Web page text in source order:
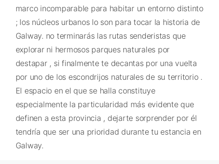
marco incomparable para habitar un entorno distinto
; los núcleos urbanos lo son para tocar la historia de
Galway. no terminarás las rutas senderistas que
explorar ni hermosos parques naturales por
destapar , si finalmente te decantas por una vuelta
por uno de los escondrijos naturales de su territorio .
El espacio en el que se halla constituye
especialmente la particularidad más evidente que
definen a esta provincia , dejarte sorprender por él
tendría que ser una prioridad durante tu estancia en
Galway.